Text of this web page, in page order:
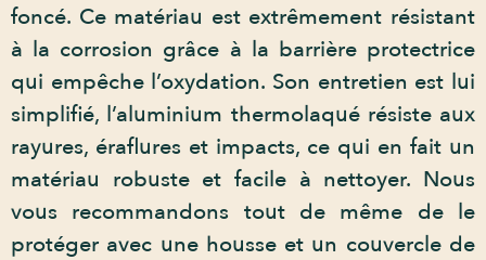
foncé. Ce matériau est extrêmement résistant
à la corrosion grâce à la barrière protectrice
qui empêche l’oxydation. Son entretien est lui
simplifié, l’aluminium thermolaqué résiste aux
rayures, éraflures et impacts, ce qui en fait un
matériau robuste et facile à nettoyer. Nous
vous recommandons tout de même de le
protéger avec une housse et un couvercle de